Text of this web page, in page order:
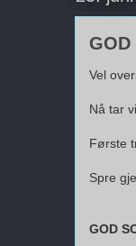
GOD
Vel
Nå tar
Første
Spre
GOD